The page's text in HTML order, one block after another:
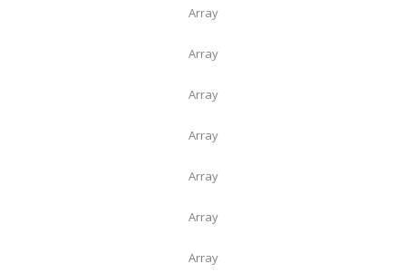
Array
Array
Array
Array
Array
Array
Array